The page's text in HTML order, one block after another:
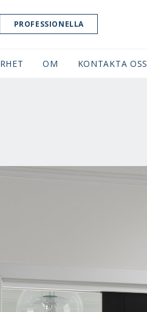
PROFESSIONELLA
OM KONTAKTA OSS